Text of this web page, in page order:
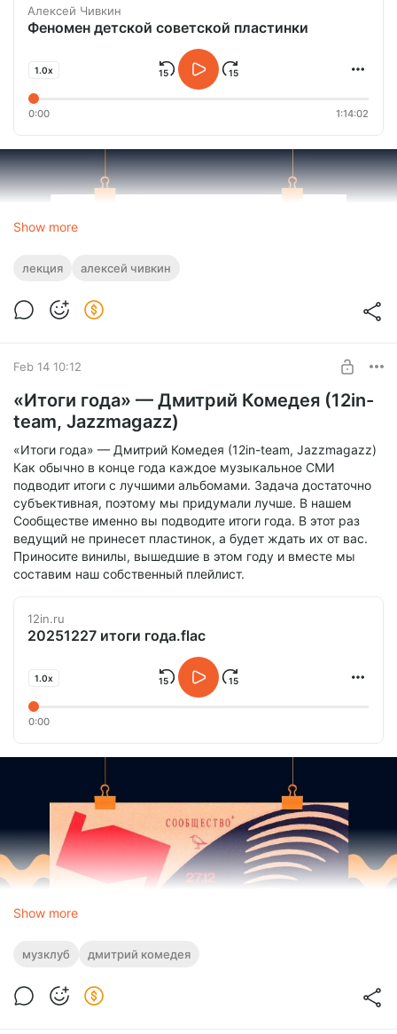
Алексей Чивкин
Феномен детской советской пластинки
1.0x
0:00 1:14:02
Show more
лекция алексей чивкин
Feb 14 10:12
«Итоги года» — Дмитрий Комедея (12in-
team, Jazzmagazz)
«Итоги года» — Дмитрий Комедея (12in-team, Jazzmagazz)
Как обычно в конце года каждое музыкальное СМИ
подводит итоги с лучшими альбомами. Задача достаточно
субъективная, поэтому мы придумали лучше. В нашем
Сообществе именно вы подводите итоги года. В этот раз
ведущий не принесет пластинок, а будет ждать их от вас.
Приносите винилы, вышедшие в этом году и вместе мы
составим наш собственный плейлист.
12in.ru
20251227 итоги года.flac
1.0x
0:00
Show more
музклуб дмитрий комедея